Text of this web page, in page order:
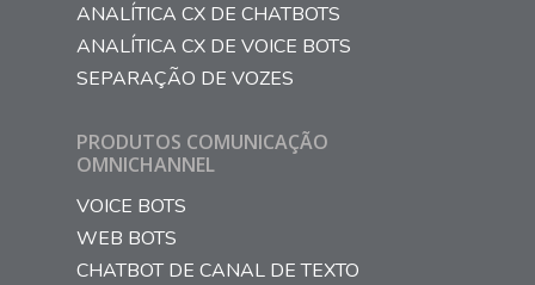
ANALÍTICA CX DE CHATBOTS
ANALÍTICA CX DE VOICE BOTS
SEPARAÇÃO DE VOZES
PRODUTOS COMUNICAÇÃO
OMNICHANNEL
VOICE BOTS
WEB BOTS
CHATBOT DE CANAL DE TEXTO